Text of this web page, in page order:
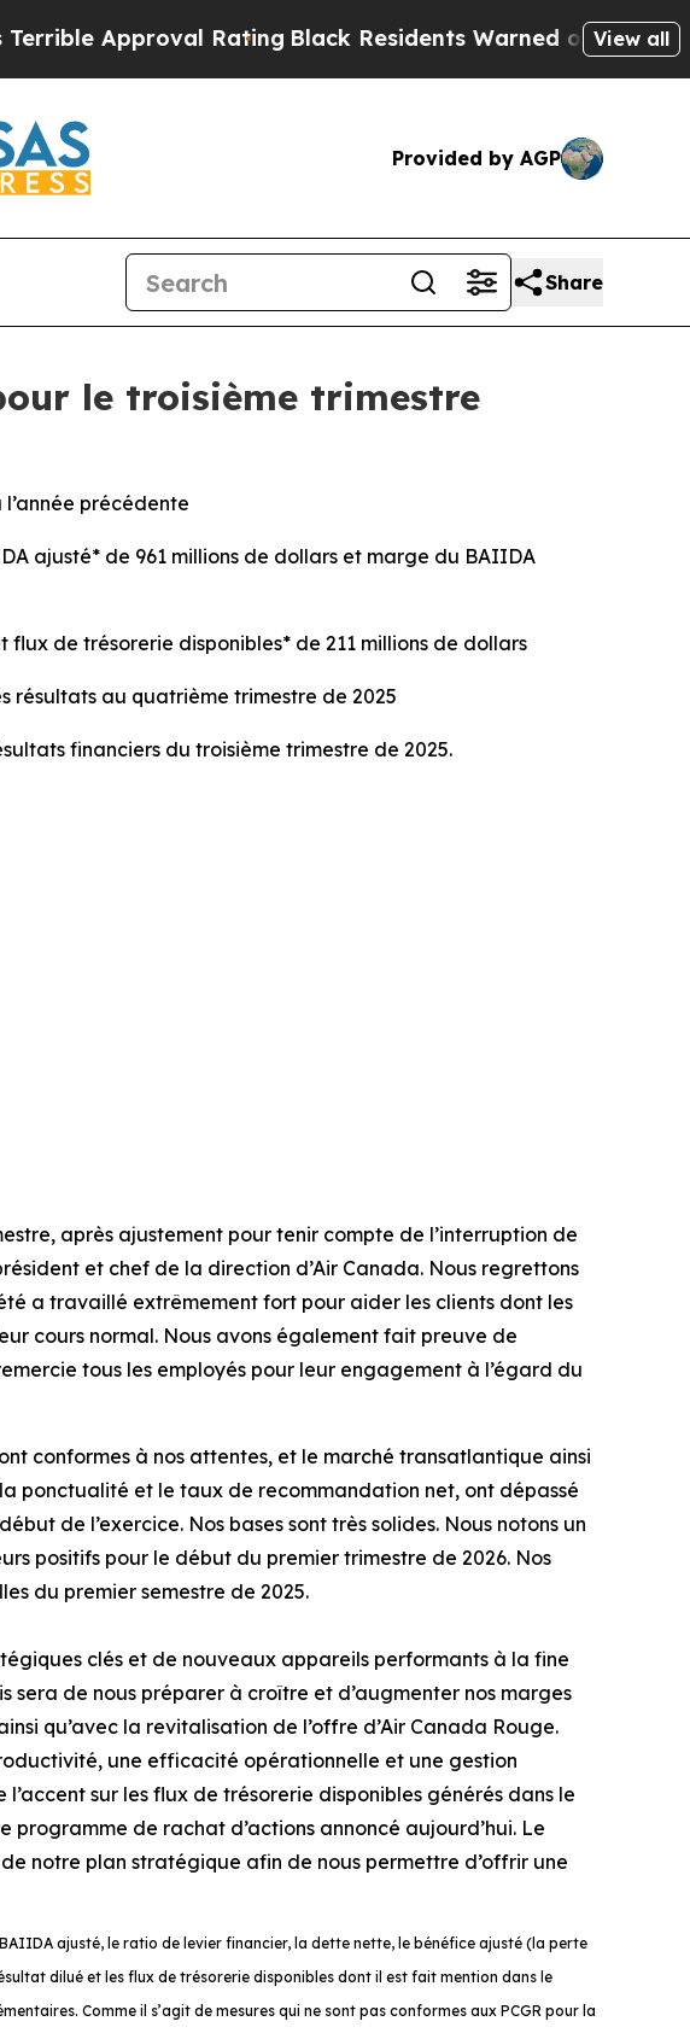
RatingBlack Residents Warned of Abusive Cops for
View all
Provided by AGP
Share
le troisième trimestre
précédente
ajusté* de 961 millions de dollars et marge du BAIIDA
de trésorerie disponibles* de 211 millions de dollars
résultats au quatrième trimestre de 2025
financiers du troisième trimestre de 2025.
après ajustement pour tenir compte de l’interruption de
et chef de la direction d’Air Canada. Nous regrettons
a travaillé extrêmement fort pour aider les clients dont les
cours normal. Nous avons également fait preuve de
tous les employés pour leur engagement à l’égard du
conformes à nos attentes, et le marché transatlantique ainsi
ponctualité et le taux de recommandation net, ont dépassé
de l’exercice. Nos bases sont très solides. Nous notons un
positifs pour le début du premier trimestre de 2026. Nos
du premier semestre de 2025.
clés et de nouveaux appareils performants à la fine
sera de nous préparer à croître et d’augmenter nos marges
qu’avec la revitalisation de l’offre d’Air Canada Rouge.
une efficacité opérationnelle et une gestion
sur les flux de trésorerie disponibles générés dans le
de rachat d’actions annoncé aujourd’hui. Le
notre plan stratégique afin de nous permettre d’offrir une
ajusté, le ratio de levier financier, la dette nette, le bénéfice ajusté (la perte
dilué et les flux de trésorerie disponibles dont il est fait mention dans le
Comme il s’agit de mesures qui ne sont pas conformes aux PCGR pour la